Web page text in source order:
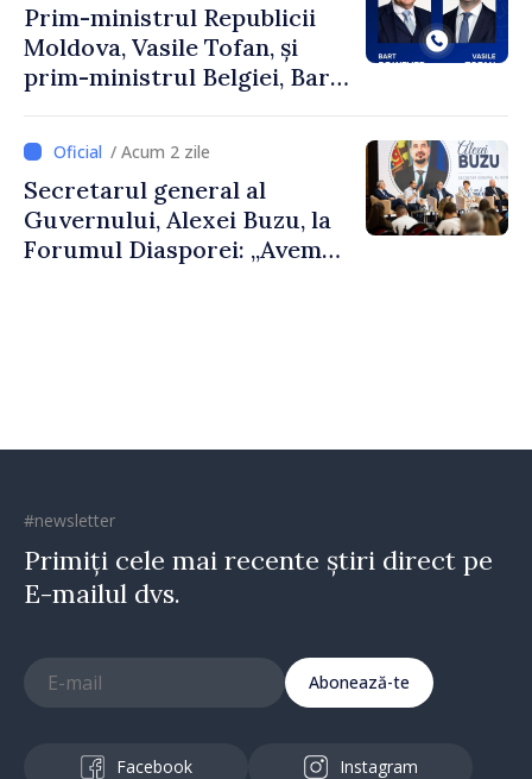
Prim-ministrul Republicii
Moldova, Vasile Tofan, și
prim-ministrul Belgiei, Bart
despre parcursul european
al Republicii Moldova.
/ Acum 2 zile
Secretarul general al
Guvernului, Alexei Buzu, la
Forumul Diasporei: „Avem
#newsletter
Primiți cele mai recente știri direct pe
E-mailul dvs.
Abonează-te
Facebook Instagram